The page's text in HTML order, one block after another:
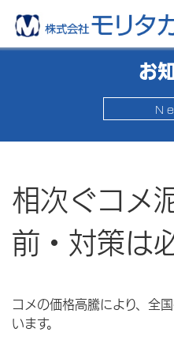
お
相次ぐコメ
前・対策は
コメの価格高騰により、全
います。